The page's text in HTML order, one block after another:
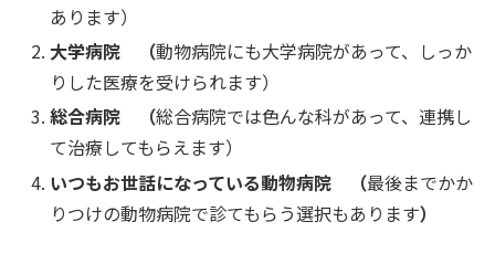
あります）
大学病院 （動物病院にも大学病院があって、しっか
りした医療を受けられます）
総合病院 （総合病院では色んな科があって、連携し
て治療してもらえます）
いつもお世話になっている動物病院 （最後までかか
りつけの動物病院で診てもらう選択もあります）